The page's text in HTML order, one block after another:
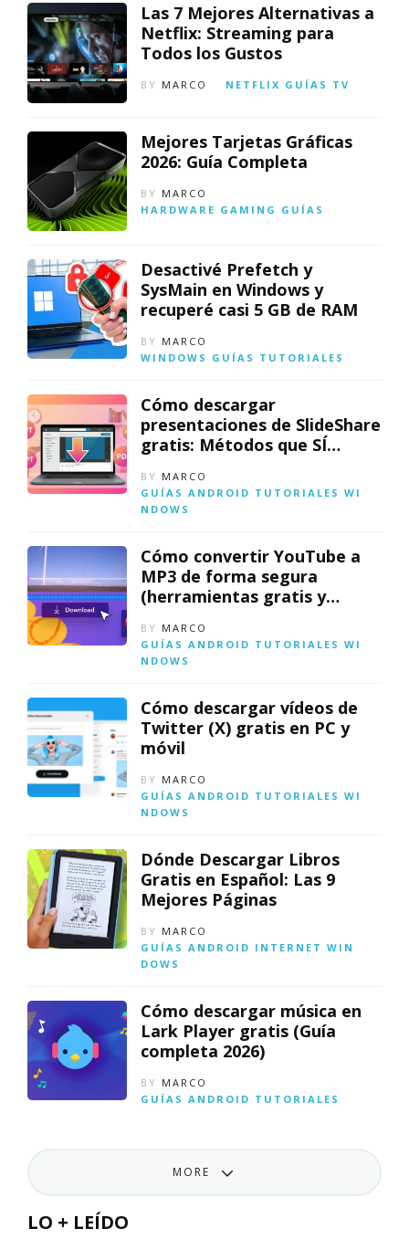
Las 7 Mejores Alternativas a
Netflix: Streaming para
Todos los Gustos
BY MARCO NETFLIX GUÍAS TV
Mejores Tarjetas Gráficas
2026: Guía Completa
BY MARCO
HARDWARE GAMING GUÍAS
Desactivé Prefetch y
SysMain en Windows y
recuperé casi 5 GB de RAM
BY MARCO
WINDOWS GUÍAS TUTORIALES
Cómo descargar
presentaciones de SlideShare
gratis: Métodos que SÍ
BY MARCO
GUÍAS ANDROID TUTORIALES WI
NDOWS
Cómo convertir YouTube a
MP3 de forma segura
(herramientas gratis y
BY MARCO
GUÍAS ANDROID TUTORIALES WI
NDOWS
Cómo descargar vídeos de
Twitter (X) gratis en PC y
móvil
BY MARCO
GUÍAS ANDROID TUTORIALES WI
NDOWS
Dónde Descargar Libros
Gratis en Español: Las 9
Mejores Páginas
BY MARCO
GUÍAS ANDROID INTERNET WIN
DOWS
Cómo descargar música en
Lark Player gratis (Guía
completa 2026)
BY MARCO
GUÍAS ANDROID TUTORIALES
MORE
LO + LEÍDO